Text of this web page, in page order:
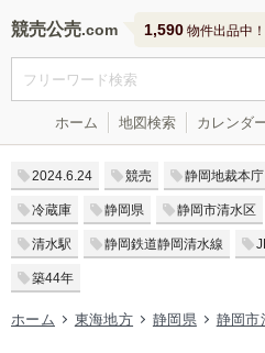
競売公売 1,590 物件出品中！
ホーム 地図検索 カレンダ
2024.6.24 競売 静岡地裁本庁
冷蔵庫 静岡県 静岡市清水区
清水駅 静岡鉄道静岡清水線
築44年
ホーム 東海地方 静岡県 静岡市